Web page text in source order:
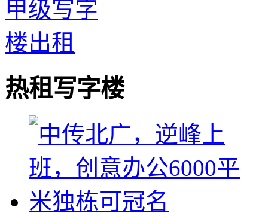
热租写字楼